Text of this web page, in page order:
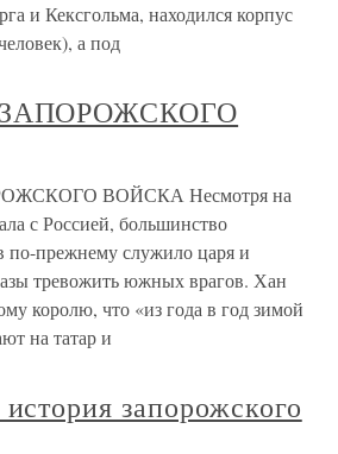
и Кексгольма, находился корпус
а под
ВОЙСКА Несмотря на
с Россией, большинство
по-прежнему служило царя и
тревожить южных врагов. Хан
королю, что «из года в год зимой
на татар и
запорожского